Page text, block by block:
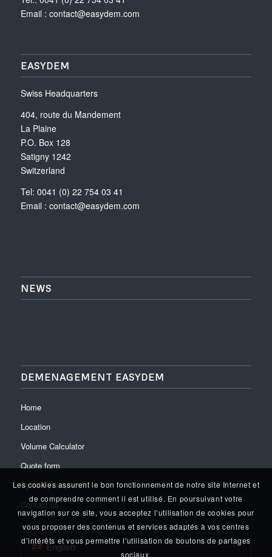
Email : contact@easydem.com
EASYDEM
Swiss Headquarters
404, route du Mandement
La Plaine
P.O. Box 128
Satigny 1242
Switzerland
Tel: 0041 (0) 22 754 03 41
Email : contact@easydem.com
NEWS
DEMENAGEMENT EASYDEM
Home
Location
Volume Calculator
Quote form
Upload your photos
Contact us
English
Les cookies assurent le bon fonctionnement de notre site Internet et
de comprendre comment il est utilisé. En poursuivant votre
navigation sur ce site, vous acceptez l’utilisation de cookies pour
vous proposer des contenus et services adaptés à vos centres
d’intérêts et vous permettre l'utilisation de boutons de partages
sociaux.